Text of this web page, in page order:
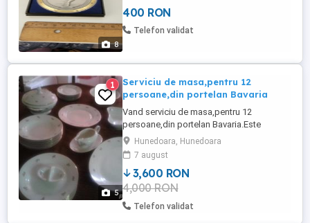
8
400 RON
Telefon validat
5
1
Serviciu de masa,pentru 12
persoane,din portelan Bavaria
Vand serviciu de masa,pentru 12
persoane,din portelan Bavaria.Este
alcatuit din 44 de piese,aurite,stantate cu
stema regala si are aproximativ 100 de ani
vechime.Rog si ofer seriozitate.
Hunedoara, Hunedoara
7 august
3,600 RON
4,000 RON
Telefon validat